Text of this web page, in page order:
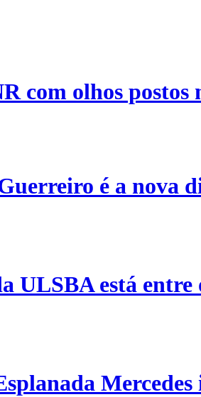
com olhos
é a nova
ULSBA está
Mercedes